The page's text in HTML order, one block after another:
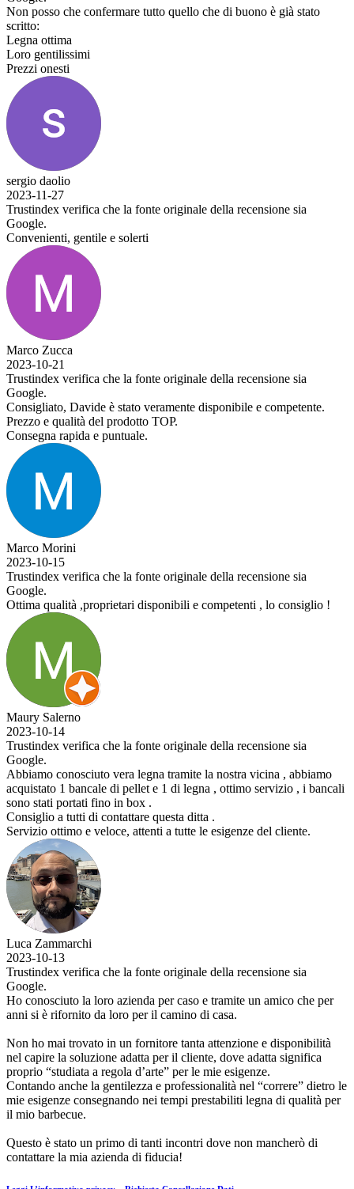
Non posso che confermare tutto quello che di buono è già stato
scritto:
Legna ottima
Loro gentilissimi
Prezzi onesti
sergio daolio
2023-11-27
Trustindex verifica che la fonte originale della recensione sia
Google.
Convenienti, gentile e solerti
Marco Zucca
2023-10-21
Trustindex verifica che la fonte originale della recensione sia
Google.
Consigliato, Davide è stato veramente disponibile e competente.
Prezzo e qualità del prodotto TOP.
Consegna rapida e puntuale.
Marco Morini
2023-10-15
Trustindex verifica che la fonte originale della recensione sia
Google.
Ottima qualità ,proprietari disponibili e competenti , lo consiglio !
Maury Salerno
2023-10-14
Trustindex verifica che la fonte originale della recensione sia
Google.
Abbiamo conosciuto vera legna tramite la nostra vicina , abbiamo
acquistato 1 bancale di pellet e 1 di legna , ottimo servizio , i bancali
sono stati portati fino in box .
Consiglio a tutti di contattare questa ditta .
Servizio ottimo e veloce, attenti a tutte le esigenze del cliente.
Luca Zammarchi
2023-10-13
Trustindex verifica che la fonte originale della recensione sia
Google.
Ho conosciuto la loro azienda per caso e tramite un amico che per
anni si è rifornito da loro per il camino di casa.
Non ho mai trovato in un fornitore tanta attenzione e disponibilità
nel capire la soluzione adatta per il cliente, dove adatta significa
proprio “studiata a regola d’arte” per le mie esigenze.
Contando anche la gentilezza e professionalità nel “correre” dietro le
mie esigenze consegnando nei tempi prestabiliti legna di qualità per
il mio barbecue.
Questo è stato un primo di tanti incontri dove non mancherò di
contattare la mia azienda di fiducia!